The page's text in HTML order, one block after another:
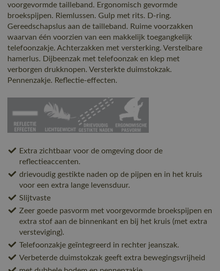
voorgevormde tailleband. Ergonomisch gevormde
broekspijpen. Riemlussen. Gulp met rits. D-ring.
Gereedschapslus aan de tailleband. Ruime voorzakken
waarvan één voorzien van een makkelijk toegangkelijk
telefoonzakje. Achterzakken met versterking. Verstelbare
hamerlus. Dijbeenzak met telefoonzak en klep met
verborgen drukknopen. Versterkte duimstokzak.
Pennenzakje. Reflectie-effecten.
Extra zichtbaar voor de omgeving door de
reflectieaccenten.
drievoudig gestikte naden op de pijpen en in het kruis
voor een extra lange levensduur.
Slijtvaste
Zeer goede pasvorm met voorgevormde broekspijpen en
extra stof aan de binnenkant en bij het kruis (met extra
versteviging).
Telefoonzakje geïntegreerd in rechter jeanszak.
Verbeterde duimstokzak geeft extra bewegingsvrijheid